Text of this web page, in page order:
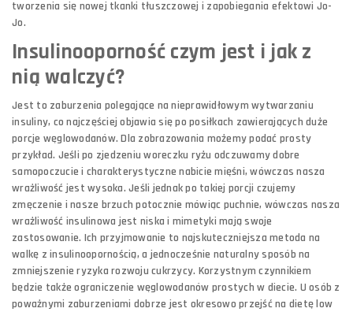
tworzenia się nowej tkanki tłuszczowej i zapobiegania efektowi Jo-
Jo.
Insulinooporność czym jest i jak z
nią walczyć?
Jest to zaburzenia polegające na nieprawidłowym wytwarzaniu
insuliny, co najczęściej objawia się po posiłkach zawierających duże
porcje węglowodanów. Dla zobrazowania możemy podać prosty
przykład. Jeśli po zjedzeniu woreczku ryżu odczuwamy dobre
samopoczucie i charakterystyczne nabicie mięśni, wówczas nasza
wrażliwość jest wysoka. Jeśli jednak po takiej porcji czujemy
zmęczenie i nasze brzuch potocznie mówiąc puchnie, wówczas nasza
wrażliwość insulinowa jest niska i mimetyki mają swoje
zastosowanie. Ich przyjmowanie to najskuteczniejsza metoda na
walkę z insulinoopornością, a jednocześnie naturalny sposób na
zmniejszenie ryzyka rozwoju cukrzycy. Korzystnym czynnikiem
będzie także ograniczenie węglowodanów prostych w diecie. U osób z
poważnymi zaburzeniami dobrze jest okresowo przejść na dietę low